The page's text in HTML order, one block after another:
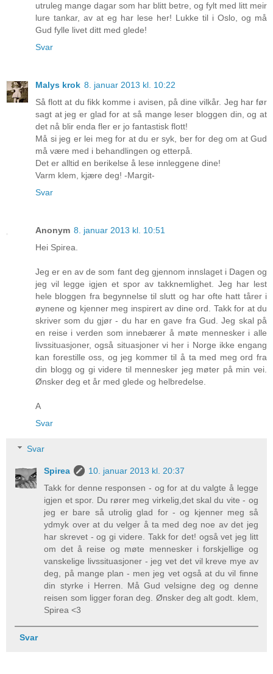
utruleg mange dagar som har blitt betre, og fylt med litt meir
lure tankar, av at eg har lese her! Lukke til i Oslo, og må
Gud fylle livet ditt med glede!
Svar
Malys krok 8. januar 2013 kl. 10:22
Så flott at du fikk komme i avisen, på dine vilkår. Jeg har før
sagt at jeg er glad for at så mange leser bloggen din, og at
det nå blir enda fler er jo fantastisk flott!
Må si jeg er lei meg for at du er syk, ber for deg om at Gud
må være med i behandlingen og etterpå.
Det er alltid en berikelse å lese innleggene dine!
Varm klem, kjære deg! -Margit-
Svar
Anonym 8. januar 2013 kl. 10:51
Hei Spirea.
Jeg er en av de som fant deg gjennom innslaget i Dagen og
jeg vil legge igjen et spor av takknemlighet. Jeg har lest
hele bloggen fra begynnelse til slutt og har ofte hatt tårer i
øynene og kjenner meg inspirert av dine ord. Takk for at du
skriver som du gjør - du har en gave fra Gud. Jeg skal på
en reise i verden som innebærer å møte mennesker i alle
livssituasjoner, også situasjoner vi her i Norge ikke engang
kan forestille oss, og jeg kommer til å ta med meg ord fra
din blogg og gi videre til mennesker jeg møter på min vei.
Ønsker deg et år med glede og helbredelse.
A
Svar
Svar
Spirea
10. januar 2013 kl. 20:37
Takk for denne responsen - og for at du valgte å legge
igjen et spor. Du rører meg virkelig,det skal du vite - og
jeg er bare så utrolig glad for - og kjenner meg så
ydmyk over at du velger å ta med deg noe av det jeg
har skrevet - og gi videre. Takk for det! også vet jeg litt
om det å reise og møte mennesker i forskjellige og
vanskelige livssituasjoner - jeg vet det vil kreve mye av
deg, på mange plan - men jeg vet også at du vil finne
din styrke i Herren. Må Gud velsigne deg og denne
reisen som ligger foran deg. Ønsker deg alt godt. klem,
Spirea <3
Svar